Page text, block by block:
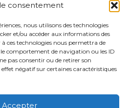
consentement
nous utilisons des technologies
et/ou accéder aux informations des
ces technologies nous permettra de
le comportement de navigation ou les ID
pas consentir ou de retirer son
négatif sur certaines caractéristiques
Accepter